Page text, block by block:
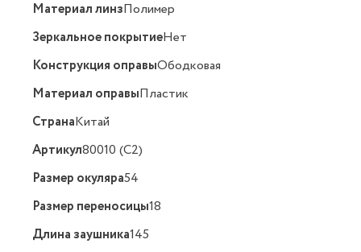
Материал линзПолимер
Зеркальное покрытиеНет
Конструкция оправыОбодковая
Материал оправыПластик
СтранаКитай
Артикул80010 (C2)
Размер окуляра54
Размер переносицы18
Длина заушника145